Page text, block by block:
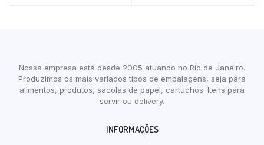
Nossa empresa está desde 2005 atuando no Rio de Janeiro.
Produzimos os mais variados tipos de embalagens, seja para
alimentos, produtos, sacolas de papel, cartuchos. Itens para
servir ou delivery.
INFORMAÇÕES